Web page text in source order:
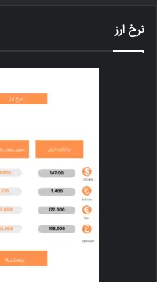
نرخ ارز